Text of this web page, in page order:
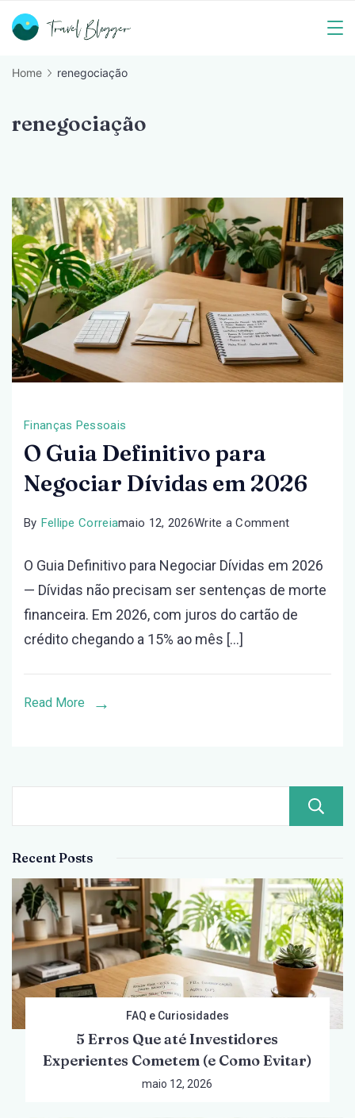
Skip
Home renegociação
renegociação
Finanças Pessoais
O Guia Definitivo para
Negociar Dívidas em 2026
By Fellipe Correiamaio 12, 2026Write a Commenton
Guia
Definitivo
para
O Guia Definitivo para Negociar Dívidas em 2026
— Dívidas não precisam ser sentenças de morte
financeira. Em 2026, com juros do cartão de
crédito chegando a 15% ao mês […]
Read More
Recent Posts
FAQ e Curiosidades
5 Erros Que até Investidores
Experientes Cometem (e Como Evitar)
maio 12, 2026